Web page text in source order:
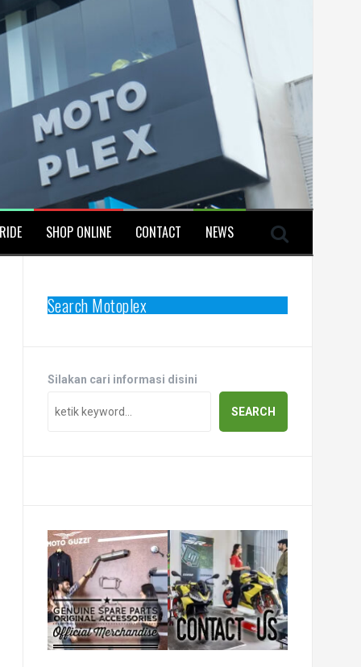
SHOP ONLINE CONTACT NEWS
Search Motoplex
Silakan cari informasi disini
SEARCH